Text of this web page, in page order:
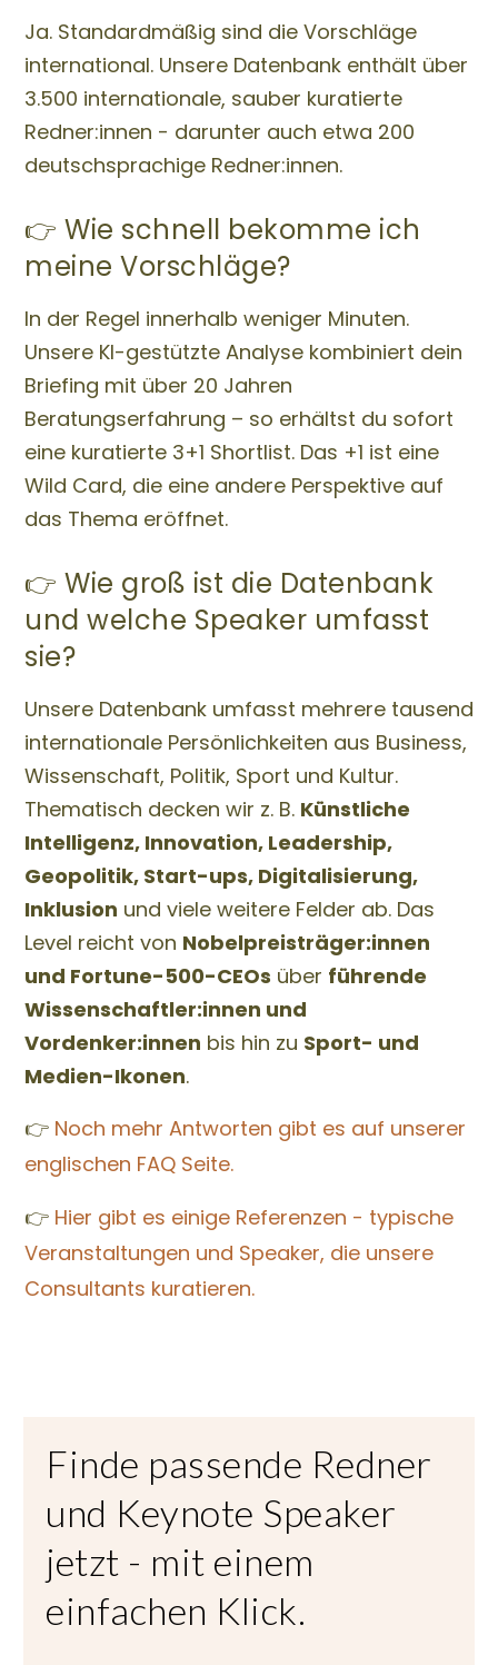
Ja. Standardmäßig sind die Vorschläge
international. Unsere Datenbank enthält über
3.500 internationale, sauber kuratierte
Redner:innen - darunter auch etwa 200
deutschsprachige Redner:innen.
👉 Wie schnell bekomme ich
meine Vorschläge?
In der Regel innerhalb weniger Minuten.
Unsere KI-gestützte Analyse kombiniert dein
Briefing mit über 20 Jahren
Beratungserfahrung – so erhältst du sofort
eine kuratierte 3+1 Shortlist. Das +1 ist eine
Wild Card, die eine andere Perspektive auf
das Thema eröffnet.
👉 Wie groß ist die Datenbank
und welche Speaker umfasst
sie?
Unsere Datenbank umfasst mehrere tausend
internationale Persönlichkeiten aus Business,
Wissenschaft, Politik, Sport und Kultur.
Thematisch decken wir z. B. Künstliche
Intelligenz, Innovation, Leadership,
Geopolitik, Start-ups, Digitalisierung,
Inklusion und viele weitere Felder ab. Das
Level reicht von Nobelpreisträger:innen
und Fortune-500-CEOs über führende
Wissenschaftler:innen und
Vordenker:innen bis hin zu Sport- und
Medien-Ikonen.
👉 Noch mehr Antworten gibt es auf unserer
englischen FAQ Seite.
👉 Hier gibt es einige Referenzen - typische
Veranstaltungen und Speaker, die unsere
Consultants kuratieren.
Finde passende Redner
und Keynote Speaker
jetzt - mit einem
einfachen Klick.